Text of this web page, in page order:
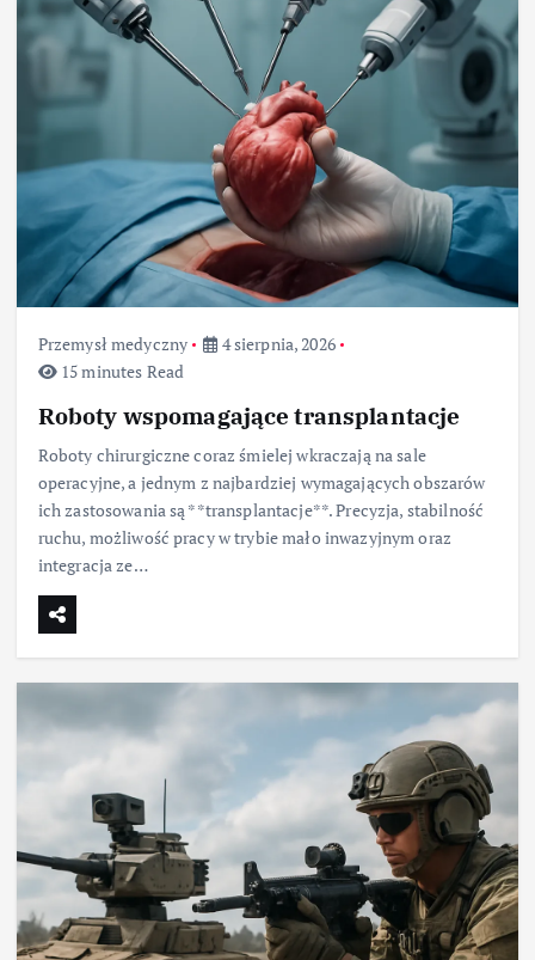
Przemysł medyczny
4 sierpnia, 2026
15 minutes Read
Roboty wspomagające transplantacje
Roboty chirurgiczne coraz śmielej wkraczają na sale
operacyjne, a jednym z najbardziej wymagających obszarów
ich zastosowania są **transplantacje**. Precyzja, stabilność
ruchu, możliwość pracy w trybie mało inwazyjnym oraz
integracja ze…